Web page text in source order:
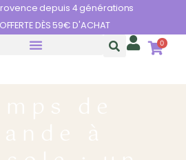
depuis 4 générations
DÈS 59€ D'ACHAT
0